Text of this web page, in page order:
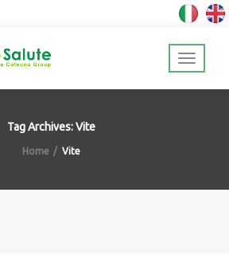
Tag Archives: Vite
Home Vite